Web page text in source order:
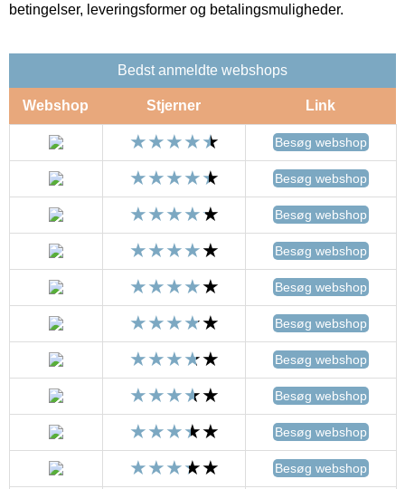
betingelser, leveringsformer og betalingsmuligheder.
Bedst anmeldte webshops
Webshop Stjerner Link
Besøg webshop
Besøg webshop
Besøg webshop
Besøg webshop
Besøg webshop
Besøg webshop
Besøg webshop
Besøg webshop
Besøg webshop
Besøg webshop